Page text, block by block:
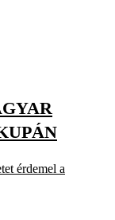
érdemel a